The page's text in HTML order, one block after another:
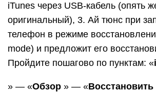
iTunes через USB-кабель (опять
оригинальный), 3. Ай тюнс при
телефон в режиме
mode) и предложит его
Пройдите пошагово по пунктам: «
» — «Обзор » — «